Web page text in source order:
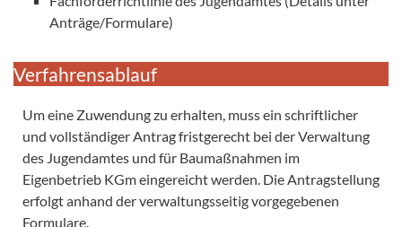
Anträge/Formulare)
Verfahrensablauf
Um eine Zuwendung zu erhalten, muss ein schriftlicher
und vollständiger Antrag fristgerecht bei der Verwaltung
des Jugendamtes und für Baumaßnahmen im
Eigenbetrieb KGm eingereicht werden. Die Antragstellung
erfolgt anhand der verwaltungsseitig vorgegebenen
Formulare.